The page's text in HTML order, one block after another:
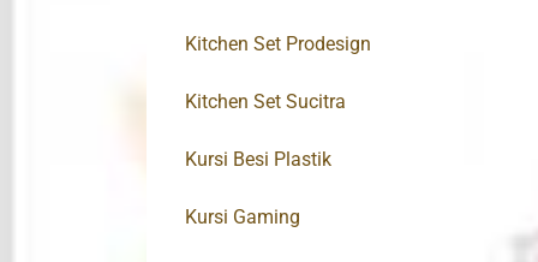
Kitchen Set Prodesign
Kitchen Set Sucitra
Kursi Besi Plastik
Kursi Gaming